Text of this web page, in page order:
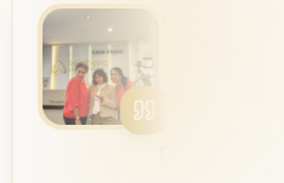
Debby Sahertian
"Aesthetic Pondok
menawarkan
luar biasa untuk